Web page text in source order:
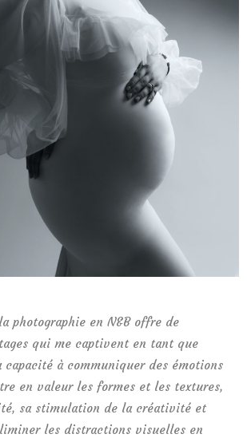
photographie en N&B offre de
qui me captivent en tant que
capacité à communiquer des émotions
en valeur les formes et les textures,
sa stimulation de la créativité et
les distractions visuelles en